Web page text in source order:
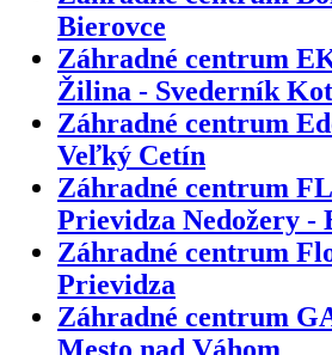
Bierovce
Záhradné centrum
Žilina - Svederník
Záhradné centrum
Veľký Cetín
Záhradné centrum
Prievidza Nedožery -
Záhradné centrum
Prievidza
Záhradné centrum